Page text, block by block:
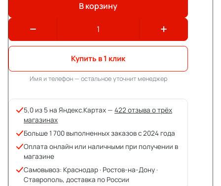
В корзину
Купить в 1 клик
Имя и телефон — остальное уточнит менеджер
5,0 из 5 на Яндекс.Картах — 422 отзыва о трёх
магазинах
Больше 1 700 выполненных заказов с 2024 года
Оплата онлайн или наличными при получении в
магазине
Самовывоз: Краснодар · Ростов-на-Дону ·
Ставрополь, доставка по России